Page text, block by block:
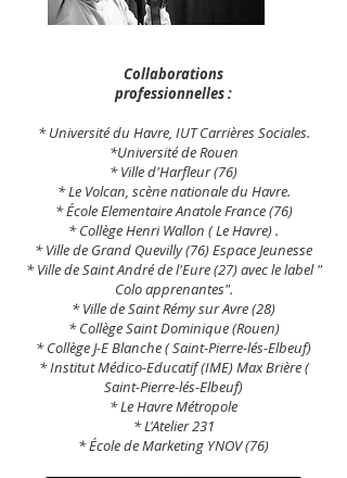
Collaborations
professionnelles :
* Université du Havre, IUT Carrières Sociales.
*Université de Rouen
* Ville d'Harfleur (76)
* Le Volcan, scène nationale du Havre.
* École Elementaire Anatole France (76)
* Collège Henri Wallon ( Le Havre) .
* Ville de Grand Quevilly (76) Espace Jeunesse
* Ville de Saint André de l'Eure (27) avec le label "
Colo apprenantes".
* Ville de Saint Rémy sur Avre (28)
* Collège Saint Dominique (Rouen)
* Collège J-E Blanche ( Saint-Pierre-lés-Elbeuf)
*Institut Médico-Educatif (IME) Max Brière (
Saint-Pierre-lés-Elbeuf)
* Le Havre Métropole
* L'Atelier 231
* École de Marketing YNOV (76)